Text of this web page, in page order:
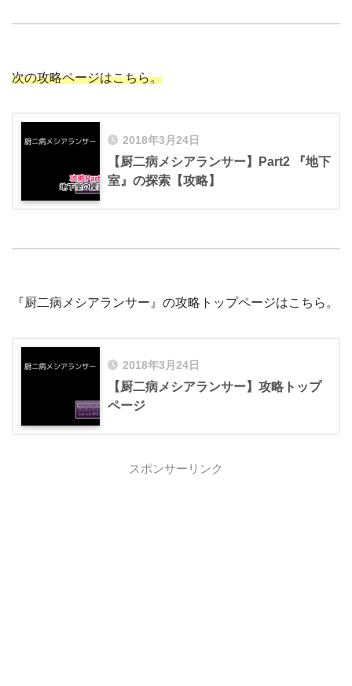
次の攻略ページはこちら。
2018年3月24日
【厨二病メシアランサー】Part2 『地下
室』の探索【攻略】
『厨二病メシアランサー』の攻略トップページはこちら。
2018年3月24日
【厨二病メシアランサー】攻略トップ
ページ
スポンサーリンク